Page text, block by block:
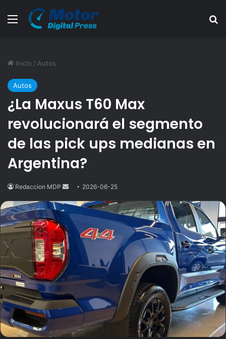
Menú
Inicio / Autos
Autos
¿La Maxus T60 Max
revolucionará el segmento
de las pick ups medianas en
Argentina?
Redaccion MDP
Send2026-06-25